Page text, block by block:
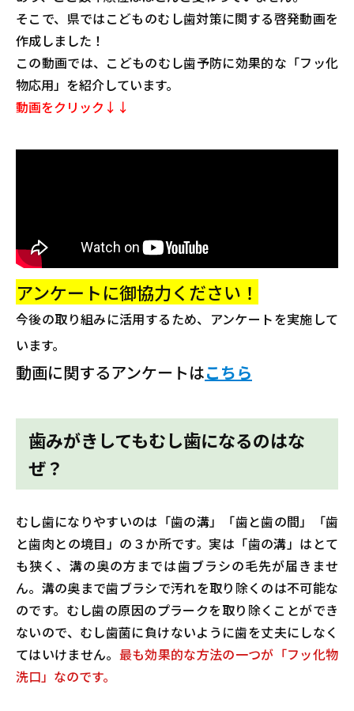
そこで、県ではこどものむし歯対策に関する啓発動画を
作成しました！
この動画では、こどものむし歯予防に効果的な「フッ化
物応用」を紹介しています。
動画をクリック↓↓
アンケートに御協力ください！
今後の取り組みに活用するため、アンケートを実施して
います。
動画に関するアンケートはこちら
歯みがきしてもむし歯になるのはな
ぜ？
むし歯になりやすいのは「歯の溝」「歯と歯の間」「歯
と歯肉との境目」の３か所です。実は「歯の溝」はとて
も狭く、溝の奥の方までは歯ブラシの毛先が届きませ
ん。溝の奥まで歯ブラシで汚れを取り除くのは不可能な
のです。むし歯の原因のプラークを取り除くことができ
ないので、むし歯菌に負けないように歯を丈夫にしなく
てはいけません。 最も効果的な方法の一つが「フッ化物
洗口」なのです。